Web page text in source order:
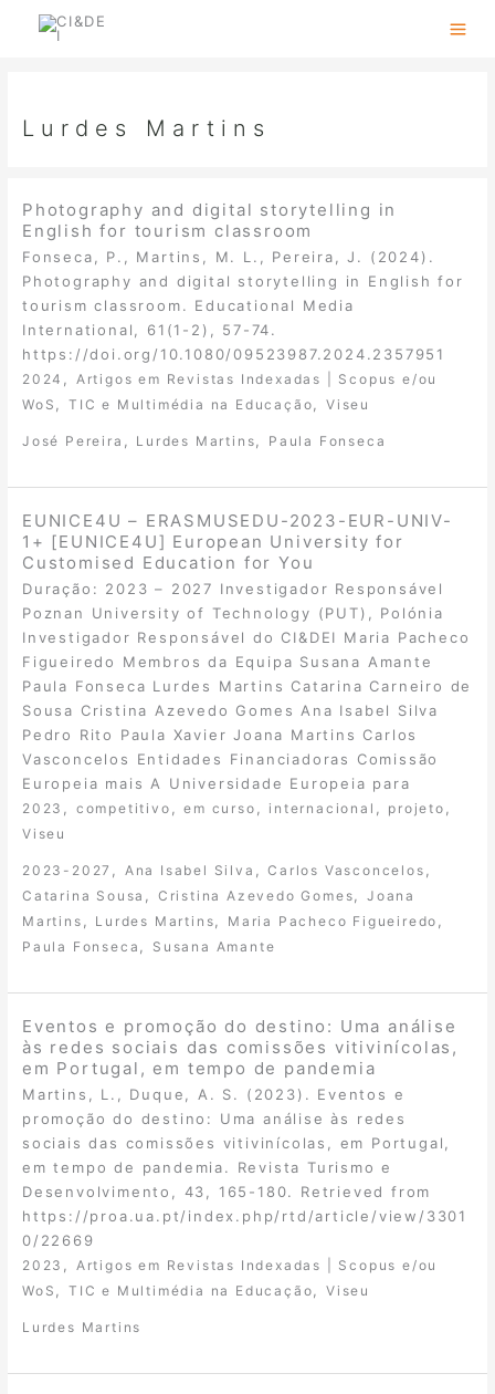
Lurdes Martins
Photography and digital storytelling in
English for tourism classroom
Fonseca, P., Martins, M. L., Pereira, J. (2024).
Photography and digital storytelling in English for
tourism classroom. Educational Media
International, 61(1-2), 57-74.
https://doi.org/10.1080/09523987.2024.2357951
2024
Artigos em Revistas Indexadas | Scopus e/ou
WoS
,TIC e Multimédia na Educação ,Viseu
José Pereira , Lurdes Martins, Paula Fonseca
EUNICE4U – ERASMUSEDU-2023-EUR-UNIV-
1+ [EUNICE4U] European University for
Customised Education for You
Duração: 2023 – 2027 Investigador Responsável
Poznan University of Technology (PUT), Polónia
Investigador Responsável do CI&DEI Maria Pacheco
Figueiredo Membros da Equipa Susana Amante
Paula Fonseca Lurdes Martins Catarina Carneiro de
Sousa Cristina Azevedo Gomes Ana Isabel Silva
Pedro Rito Paula Xavier Joana Martins Carlos
Vasconcelos Entidades Financiadoras Comissão
Europeia mais A Universidade Europeia para
2023 competitivo ,em curso internacional projeto
Viseu
2023-2027 Ana Isabel Silva ,Carlos Vasconcelos
Catarina Sousa Cristina Azevedo Gomes ,Joana
Martins
Lurdes Martins Maria Pacheco Figueiredo
Paula Fonseca Susana Amante
Eventos e promoção do destino: Uma análise
às redes sociais das comissões vitivinícolas,
em Portugal, em tempo de pandemia
Martins, L., Duque, A. S. (2023). Eventos e
promoção do destino: Uma análise às redes
sociais das comissões vitivinícolas, em Portugal,
em tempo de pandemia. Revista Turismo e
Desenvolvimento, 43, 165-180. Retrieved from
https://proa.ua.pt/index.php/rtd/article/view/3301
0/22669
2023
Artigos em Revistas Indexadas | Scopus e/ou
WoS
,TIC e Multimédia na Educação ,Viseu
Lurdes Martins